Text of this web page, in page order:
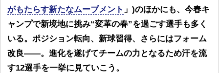
がもたらす新たなムーブメント 」)のほかにも、今春キ
ャンプで新境地に挑み“変革の春”を過ごす選手も多く
いる。ポジション転向、新球習得、さらにはフォーム
改良――。進化を遂げてチームの力となるため汗を流
す12選手を一挙に見ていこう。